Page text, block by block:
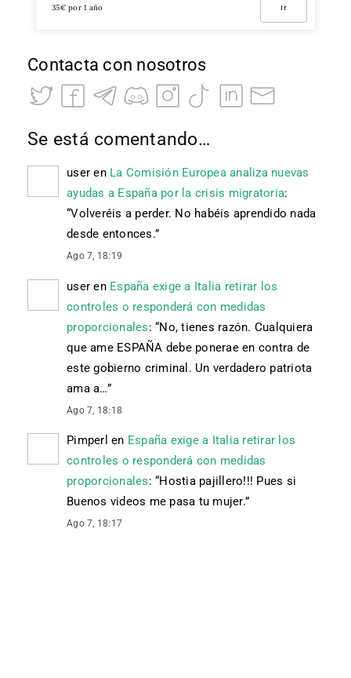
35€ por 1 año Ir
Contacta con nosotros
Se está comentando…
user en La Comisión Europea analiza nuevas
ayudas a España por la crisis migratoria:
“Volveréis a perder. No habéis aprendido nada
desde entonces.”
Ago 7, 18:19
user en España exige a Italia retirar los
controles o responderá con medidas
proporcionales: “No, tienes razón. Cualquiera
que ame ESPAÑA debe ponerae en contra de
este gobierno criminal. Un verdadero patriota
ama a…”
Ago 7, 18:18
Pimperl en España exige a Italia retirar los
controles o responderá con medidas
proporcionales: “Hostia pajillero!!! Pues si
Buenos videos me pasa tu mujer.”
Ago 7, 18:17